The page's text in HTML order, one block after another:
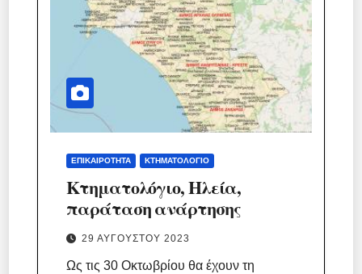
ΕΠΙΚΑΙΡΌΤΗΤΑ ΚΤΗΜΑΤΟΛΌΓΙΟ
Κτηματολόγιο, Ηλεία,
παράταση ανάρτησης
29 ΑΥΓΟΎΣΤΟΥ 2023
Ως τις 30 Οκτωβρίου θα έχουν τη